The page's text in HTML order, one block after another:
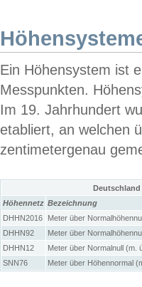
Ein Höhensystem ist
Messpunkten.
Im 19. Jahrhundert
etabliert, an welchen
zentimetergenau
Höhennetz Bezeichnung
DHHN2016
Meter über
DHHN92
Meter über
DHHN12
Meter über Normalnull (m.
SNN76
Meter über Höhennormal